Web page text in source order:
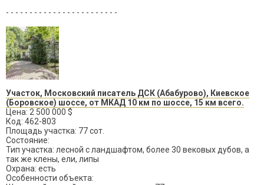
- - - - - - - - - - - - - - - - - - - - - - - -
Участок, Московский писатель ДСК (Абабурово), Киевское
(Боровское) шоссе, от МКАД 10 км по шоссе, 15 км всего.
Цена: 2 500 000 $
Код: 462-803
Площадь участка: 77 сот.
Состояние:
Тип участка: лесной с ландшафтом, более 30 вековых дубов, а
так же клены, ели, липы
Охрана: есть
Особенности объекта: